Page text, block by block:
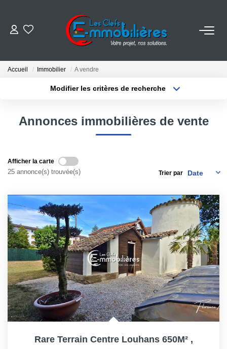
NOS AGENCES
Qui Sommes-Nous
Notre Équipe
Nos Actualités
CONTACT
Accueil Immobilier A vendre
Modifier les critères de recherche
Annonces immobilières de vente
Afficher la carte
25 annonce(s) trouvée(s) Trier par
Rare Terrain Centre Louhans 650M² ,